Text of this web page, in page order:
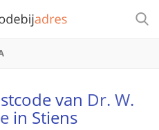
van Dr. W.
in Stiens